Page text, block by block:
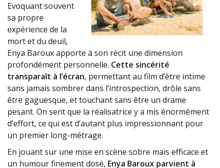
Evoquant souvent
sa propre
expérience de la
mort et du deuil,
Enya Baroux apporte à son récit une dimension
profondément personnelle. Cette sincérité
transparaît à l’écran, permettant au film d’être intime
sans jamais sombrer dans l’introspection, drôle sans
être gaguesque, et touchant sans être un drame
pesant. On sent que la réalisatrice y a mis énormément
d’effort, ce qui est d’autant plus impressionnant pour
un premier long-métrage.
En jouant sur une mise en scène sobre mais efficace et
un humour finement dosé, Enya Baroux parvient à